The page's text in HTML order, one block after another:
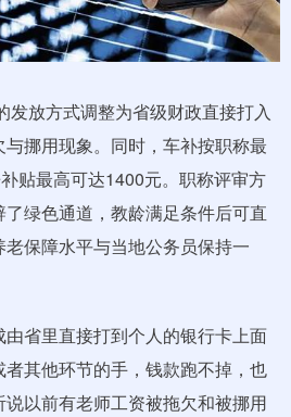
发放方式调整为省级财政直接打入
挪用现象。同时，车补按职称最
贴最高可达1400元。职称评审方
绿色通道，教龄满足条件后可直
保障水平与当地公务员保持一
省里直接打到个人的银行卡上面
其他环节的手，钱款跑不掉，也
以前有老师工资被拖欠和被挪用